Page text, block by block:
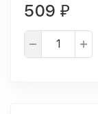
509 ₽